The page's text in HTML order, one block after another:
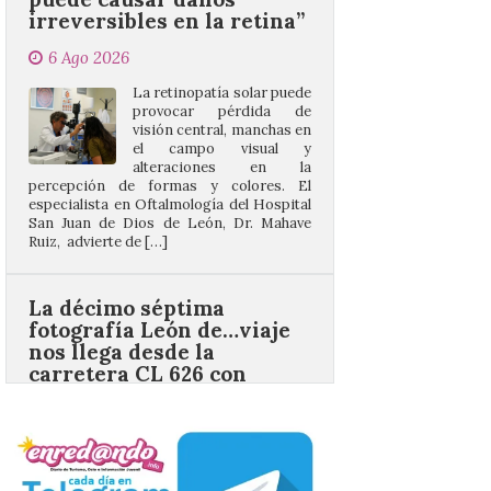
La retinopatía solar puede
provocar pérdida de
alteraciones en la
percepción de formas y colores. El
especialista en Oftalmología del Hospital
San Juan de Dios de León, Dr. Mahave
Ruiz, advierte de […]
La décimo séptima
fotografía León de…viaje
carretera CL 626 con
motivo de la marcha en
defensa de FEVE
6 Ago 2026
de…viaje. Una iniciativa
organizado por la sección
juvenil de la Asociación
Enróllate, la Asociación